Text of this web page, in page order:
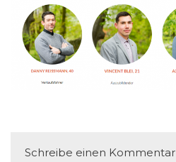
Schreibe einen Kommentar